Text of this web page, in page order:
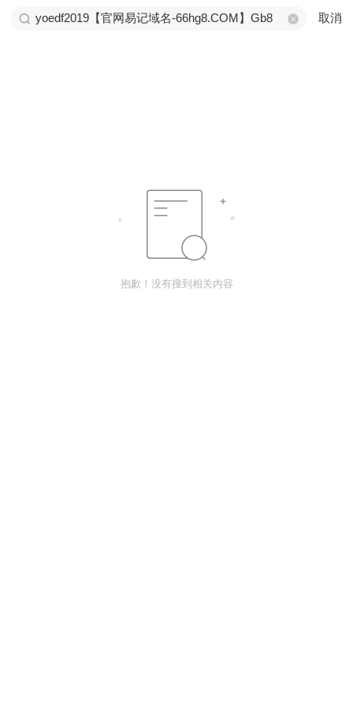
取消
抱歉！没有搜到相关内容